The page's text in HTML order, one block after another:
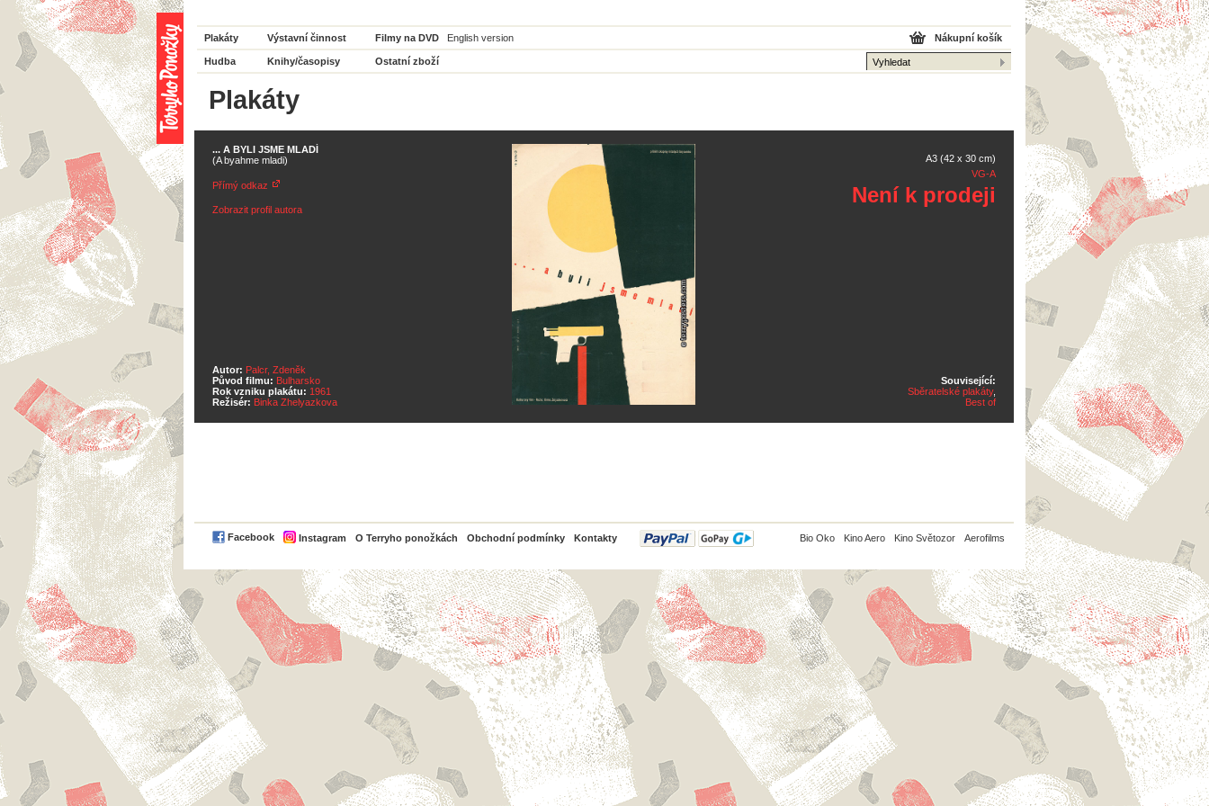
Plakáty Výstavní činnost Filmy na DVD English version
Hudba Knihy/časopisy Ostatní zboží
Nákupní košík
Plakáty
... A BYLI JSME MLADÍ
(A byahme mladi)
Přímý odkaz
Zobrazit profil autora
Autor: Palcr, Zdeněk
Původ filmu: Bulharsko
Rok vzniku plakátu: 1961
Režisér: Binka Zhelyazkova
A3 (42 x 30 cm)
VG-A
Není k prodeji
Související:
Sběratelské plakáty,
Best of
Facebook Instagram O Terryho ponožkách Obchodní podmínky Kontakty
PayPal Bio Oko Kino Aero Kino Světozor Aerofilms